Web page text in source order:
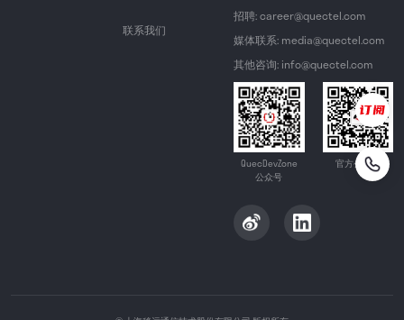
联系我们
招聘: career@quectel.com
媒体联系: media@quectel.com
其他咨询: info@quectel.com
QuecDevZone
公众号
官方公众号